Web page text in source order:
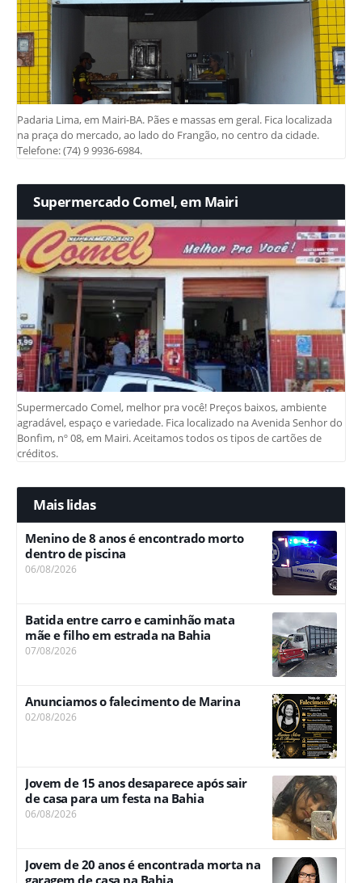
Padaria Lima, em Mairi-BA. Pães e massas em geral. Fica localizada
na praça do mercado, ao lado do Frangão, no centro da cidade.
Telefone: (74) 9 9936-6984.
Supermercado Comel, em Mairi
Supermercado Comel, melhor pra você! Preços baixos, ambiente
agradável, espaço e variedade. Fica localizado na Avenida Senhor do
Bonfim, nº 08, em Mairi. Aceitamos todos os tipos de cartões de
créditos.
Mais lidas
Menino de 8 anos é encontrado morto
dentro de piscina
06/08/2026
Batida entre carro e caminhão mata
mãe e filho em estrada na Bahia
07/08/2026
Anunciamos o falecimento de Marina
02/08/2026
Jovem de 15 anos desaparece após sair
de casa para um festa na Bahia
06/08/2026
Jovem de 20 anos é encontrada morta na
garagem de casa na Bahia